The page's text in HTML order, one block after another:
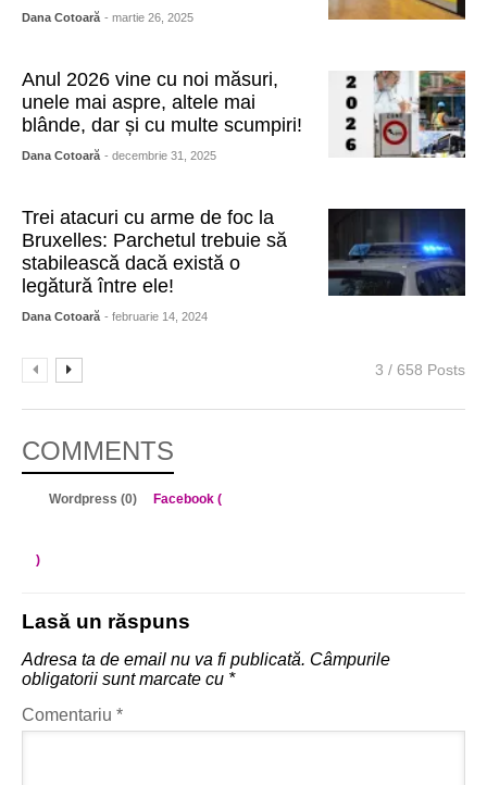
Dana Cotoară - martie 26, 2025
Anul 2026 vine cu noi măsuri,
unele mai aspre, altele mai
blânde, dar și cu multe scumpiri!
Dana Cotoară - decembrie 31, 2025
Trei atacuri cu arme de foc la
Bruxelles: Parchetul trebuie să
stabilească dacă există o
legătură între ele!
Dana Cotoară - februarie 14, 2024
3 / 658 Posts
COMMENTS
Wordpress (0) Facebook (
)
Lasă un răspuns
Adresa ta de email nu va fi publicată. Câmpurile
obligatorii sunt marcate cu *
Comentariu *